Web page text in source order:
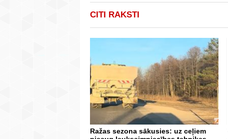
CITI RAKSTI
Ražas sezona sākusies: uz ceļiem